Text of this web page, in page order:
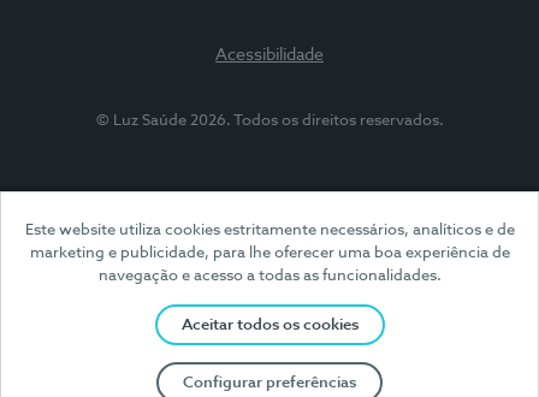
Este website utiliza cookies estritamente necessários, analíticos e de
marketing e publicidade, para lhe oferecer uma boa experiência de
navegação e acesso a todas as funcionalidades.
Aceitar todos os cookies
Configurar preferências
Acessibilidade
© Luz Saúde 2026. Todos os direitos reservados.